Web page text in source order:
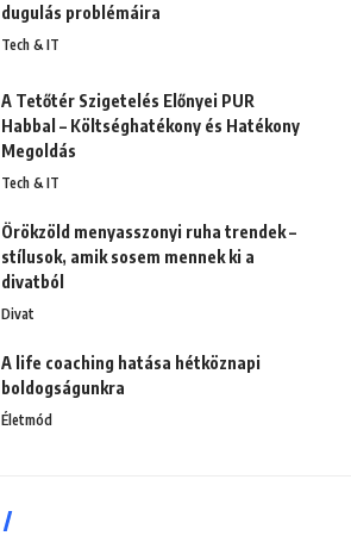
dugulás problémáira
Tech & IT
A Tetőtér Szigetelés Előnyei PUR
Habbal – Költséghatékony és Hatékony
Megoldás
Tech & IT
Örökzöld menyasszonyi ruha trendek –
stílusok, amik sosem mennek ki a
divatból
Divat
A life coaching hatása hétköznapi
boldogságunkra
Életmód